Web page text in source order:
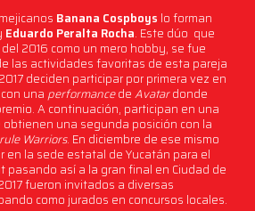
Banana Cospboys lo forman
Eduardo Peralta Rocha. Este dúo que
2016 como un mero hobby, se fue
las actividades favoritas de esta pareja
deciden participar por primera vez en
una performancedeAvatardonde
A continuación, participan en una
una segunda posición con la
Warriors. En diciembre de ese mismo
en la sede estatal de Yucatán para el
pasando así a la gran final en Ciudad de
fueron invitados a diversas
como jurados en concursos locales.